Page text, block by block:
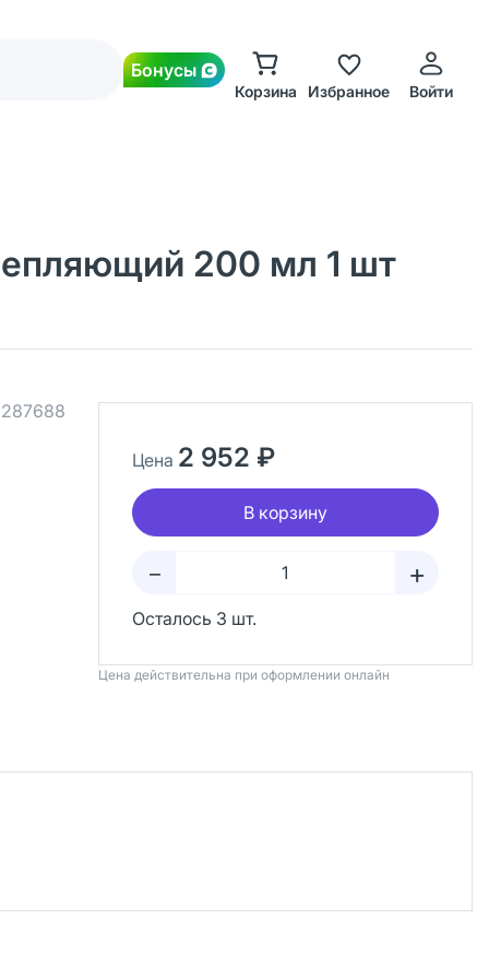
Бонусы
Корзина Избранное Войти
200 мл 1 шт
287688
Цена 2 952 ₽
В корзину
– +
Осталось 3 шт.
Цена действительна при оформлении онлайн